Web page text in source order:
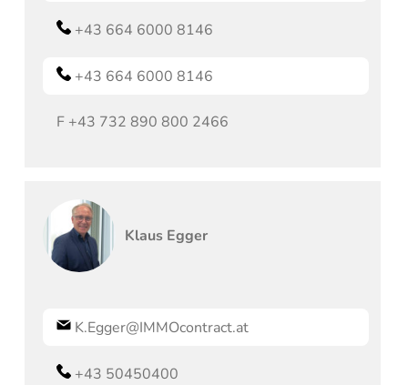
+43 664 6000 8146
+43 664 6000 8146
F +43 732 890 800 2466
Klaus Egger
K.Egger@IMMOcontract.at
+43 50450400